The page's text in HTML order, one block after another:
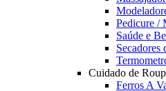
Pedicure /
Saúde e
Secadores
Cuidado de
Ferros A